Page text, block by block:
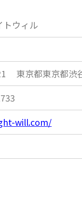
トウィル
東京都東京都渋
will.com/